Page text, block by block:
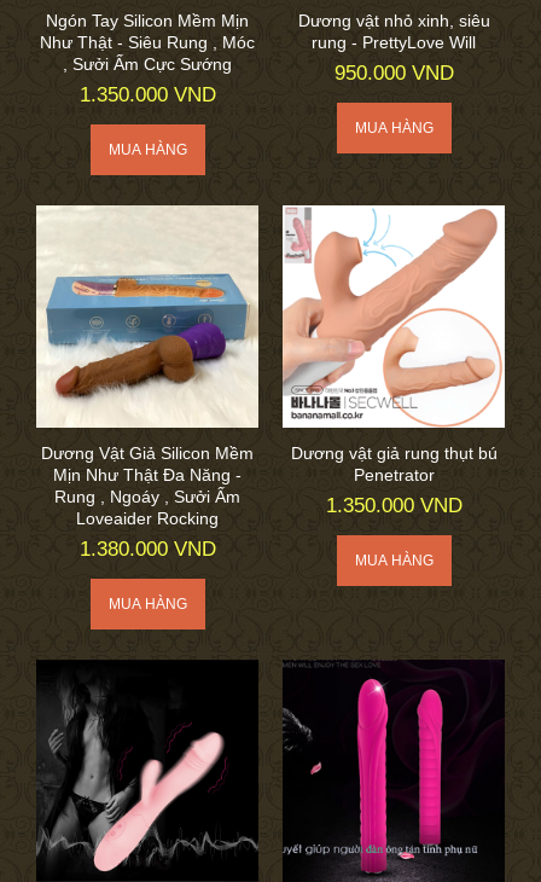
Ngón Tay Silicon Mềm Mịn
Như Thật - Siêu Rung , Móc
, Sưởi Ấm Cực Sướng
1.350.000 VND
Dương vật nhỏ xinh, siêu
rung - PrettyLove Will
950.000 VND
Dương Vật Giả Silicon Mềm
Mịn Như Thật Đa Năng -
Rung , Ngoáy , Sưởi Ấm
Loveaider Rocking
1.380.000 VND
Dương vật giả rung thụt bú
Penetrator
1.350.000 VND